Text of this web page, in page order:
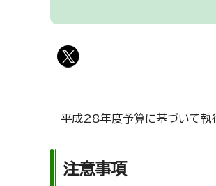
平成28年度予算に基づいて執
注意事項